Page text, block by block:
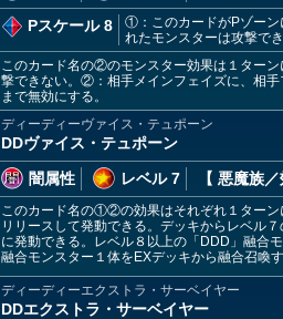
Pスケール 8
①：このカードがPゾーン
れたモンスターは攻撃で
このカード名の②のモンスター効果は１ター
撃できない。②：相手メインフェイズに、相
まで無効にする。
ディーディーヴァイス・テュポーン
DDヴァイス・テュポーン
闇属性
レベル 7 【 悪魔族
このカード名の①②の効果はそれぞれ１ター
リリースして発動できる。デッキからレベル
に発動できる。レベル８以上の「DDD」融合
融合モンスター１体をEXデッキから融合召喚す
ディーディーエクストラ・サーベイヤー
DDエクストラ・サーベイヤー